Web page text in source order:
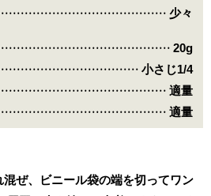
少々
20g
小さじ1/4
適量
適量
ぜ、ビニール袋の端を切ってワン